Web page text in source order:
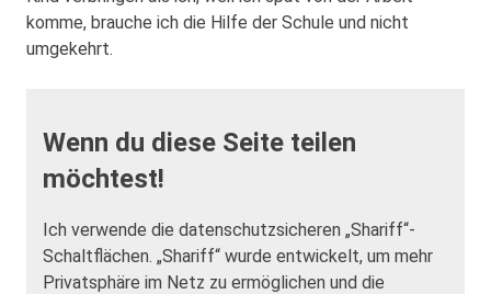
komme, brauche ich die Hilfe der Schule und nicht
umgekehrt.
Wenn du diese Seite teilen
möchtest!
Ich verwende die datenschutzsicheren „Shariff“-
Schaltflächen. „Shariff“ wurde entwickelt, um mehr
Privatsphäre im Netz zu ermöglichen und die